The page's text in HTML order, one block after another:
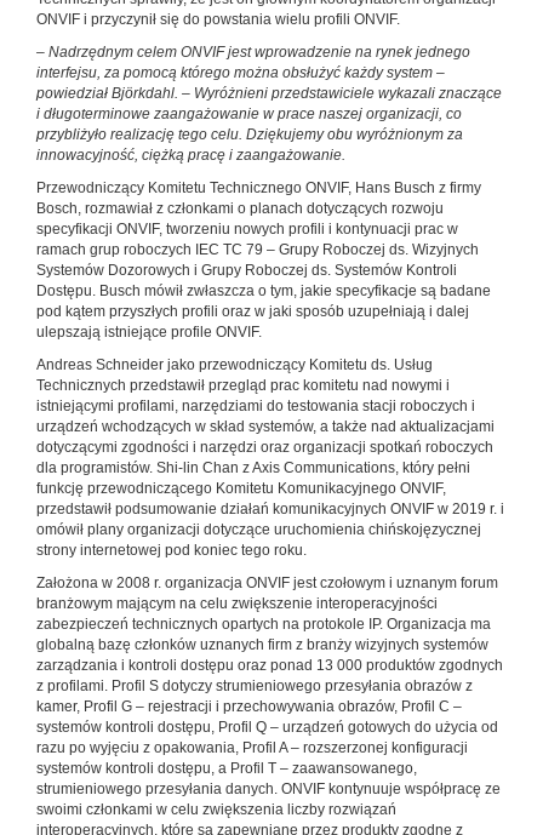
ONVIF i przyczynił się do powstania wielu profili ONVIF.
– Nadrzędnym celem ONVIF jest wprowadzenie na rynek jednego
interfejsu, za pomocą którego można obsłużyć każdy system –
powiedział Björkdahl. – Wyróżnieni przedstawiciele wykazali znaczące
i długoterminowe zaangażowanie w prace naszej organizacji, co
przybliżyło realizację tego celu. Dziękujemy obu wyróżnionym za
innowacyjność, ciężką pracę i zaangażowanie.
Przewodniczący Komitetu Technicznego ONVIF, Hans Busch z firmy
Bosch, rozmawiał z członkami o planach dotyczących rozwoju
specyfikacji ONVIF, tworzeniu nowych profili i kontynuacji prac w
ramach grup roboczych IEC TC 79 – Grupy Roboczej ds. Wizyjnych
Systemów Dozorowych i Grupy Roboczej ds. Systemów Kontroli
Dostępu. Busch mówił zwłaszcza o tym, jakie specyfikacje są badane
pod kątem przyszłych profili oraz w jaki sposób uzupełniają i dalej
ulepszają istniejące profile ONVIF.
Andreas Schneider jako przewodniczący Komitetu ds. Usług
Technicznych przedstawił przegląd prac komitetu nad nowymi i
istniejącymi profilami, narzędziami do testowania stacji roboczych i
urządzeń wchodzących w skład systemów, a także nad aktualizacjami
dotyczącymi zgodności i narzędzi oraz organizacji spotkań roboczych
dla programistów. Shi-lin Chan z Axis Communications, który pełni
funkcję przewodniczącego Komitetu Komunikacyjnego ONVIF,
przedstawił podsumowanie działań komunikacyjnych ONVIF w 2019 r. i
omówił plany organizacji dotyczące uruchomienia chińskojęzycznej
strony internetowej pod koniec tego roku.
Założona w 2008 r. organizacja ONVIF jest czołowym i uznanym forum
branżowym mającym na celu zwiększenie interoperacyjności
zabezpieczeń technicznych opartych na protokole IP. Organizacja ma
globalną bazę członków uznanych firm z branży wizyjnych systemów
zarządzania i kontroli dostępu oraz ponad 13 000 produktów zgodnych
z profilami. Profil S dotyczy strumieniowego przesyłania obrazów z
kamer, Profil G – rejestracji i przechowywania obrazów, Profil C –
systemów kontroli dostępu, Profil Q – urządzeń gotowych do użycia od
razu po wyjęciu z opakowania, Profil A – rozszerzonej konfiguracji
systemów kontroli dostępu, a Profil T – zaawansowanego,
strumieniowego przesyłania danych. ONVIF kontynuuje współpracę ze
swoimi członkami w celu zwiększenia liczby rozwiązań
interoperacyjnych, które są zapewniane przez produkty zgodne z